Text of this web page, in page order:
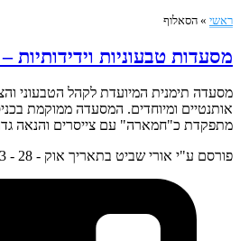
ראשי » הסאלוף
מסעדות טבעוניות וידידותיות
מסעדה תימנית המיועדת לקהל הטבעוני
אותנטיים ומיוחדים. המסעדה ממוקמת
מתפקדת כ"חמארה" עם צייסרים והנאה
פורסם ע"י אורי שביט בתאריך אוק - 28 - 2013